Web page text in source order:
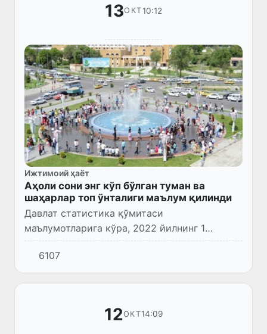
13ОКТ10:12
Ижтимоий ҳаёт
Аҳоли сони энг кўп бўлган туман ва
шаҳарлар топ ўнталиги маълум қилинди
Давлат статистика қўмитаси
маълумотларига кўра, 2022 йилнинг 1
октябрь ҳолатига республикадаги доимий
аҳоли сони 35 821,0 минг кишини ташкил
этган.
6107
12ОКТ14:09